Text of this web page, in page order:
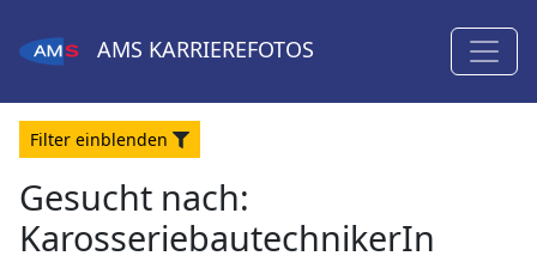
AMS KARRIEREFOTOS
Filter einblenden
Gesucht nach:
KarosseriebautechnikerIn